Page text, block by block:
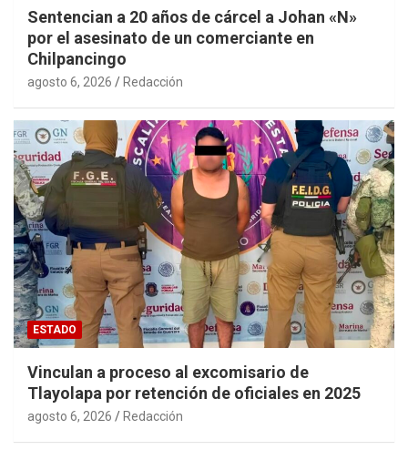
Sentencian a 20 años de cárcel a Johan «N»
por el asesinato de un comerciante en
Chilpancingo
agosto 6, 2026 Redacción
ESTADO
Vinculan a proceso al excomisario de
Tlayolapa por retención de oficiales en 2025
agosto 6, 2026 Redacción